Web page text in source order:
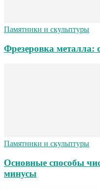
Памятники и скульптуры
Фрезеровка металла:
Памятники и скульптуры
Основные способы
минусы